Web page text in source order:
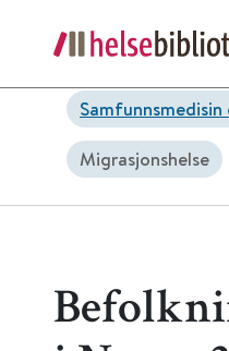
Migrasjonshelse